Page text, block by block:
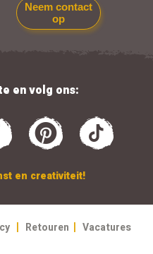
Neem contact
op
en volg ons:
en creativiteit!
| Retouren | Vacatures